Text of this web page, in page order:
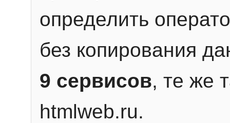
определить
без копирования
9 сервисов, те же
htmlweb.ru.